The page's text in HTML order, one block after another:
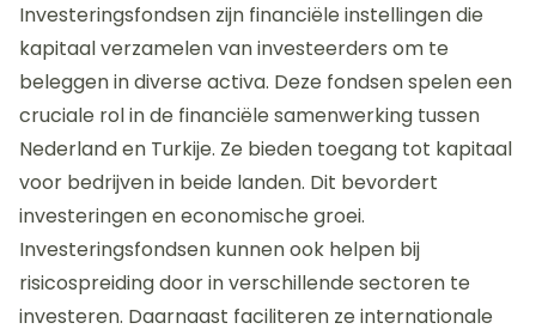
Investeringsfondsen zijn financiële instellingen die
kapitaal verzamelen van investeerders om te
beleggen in diverse activa. Deze fondsen spelen een
cruciale rol in de financiële samenwerking tussen
Nederland en Turkije. Ze bieden toegang tot kapitaal
voor bedrijven in beide landen. Dit bevordert
investeringen en economische groei.
Investeringsfondsen kunnen ook helpen bij
risicospreiding door in verschillende sectoren te
investeren. Daarnaast faciliteren ze internationale